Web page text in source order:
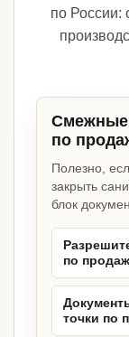
по России:
Смежные
по
Полезно,
закрыть
блок
по
точки по